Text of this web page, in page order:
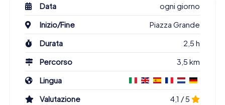
Data
ogni giorno
Inizio/Fine
Piazza Grande
Durata
2,5 h
Percorso
3,5 km
Lingua
Valutazione
4,1 / 5